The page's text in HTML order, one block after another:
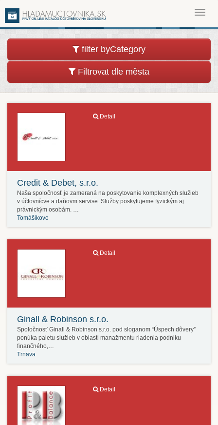
filter byCategory
Filtrovat dle města
Detail
Credit & Debet, s.r.o.
Naša spoločnosť je zameraná na poskytovanie komplexných služieb
v účtovnícve a daňovm servise. Služby poskytujeme fyzickým aj
právnickým osobám. …
Tomášikovo
Detail
Ginall & Robinson s.r.o.
Spoločnosť Ginall & Robinson s.r.o. pod sloganom “Úspech dôvery”
ponúka paletu služieb v oblasti manažmentu riadenia podniku
finančného,…
Trnava
Detail